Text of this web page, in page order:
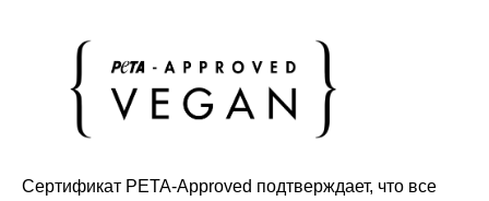
Сертификат PETA-Approved подтверждает, что все
Компания
Политика конфиденциальности